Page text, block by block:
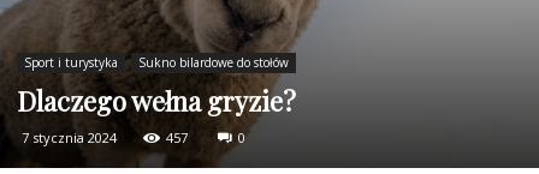
Sport i turystyka Sukno bilardowe do stołów
Dlaczego wełna gryzie?
7 stycznia 2024 457 0